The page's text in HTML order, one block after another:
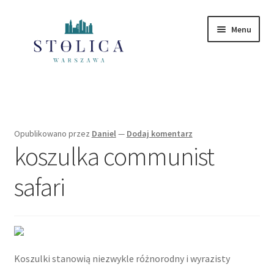
nawigacji
treści
Menu
Polityka Prywatności
Opublikowano przez Daniel — Dodaj komentarz
koszulka communist
safari
Koszulki stanowią niezwykle różnorodny i wyrazisty